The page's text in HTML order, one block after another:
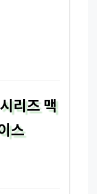
리즈 맥
스